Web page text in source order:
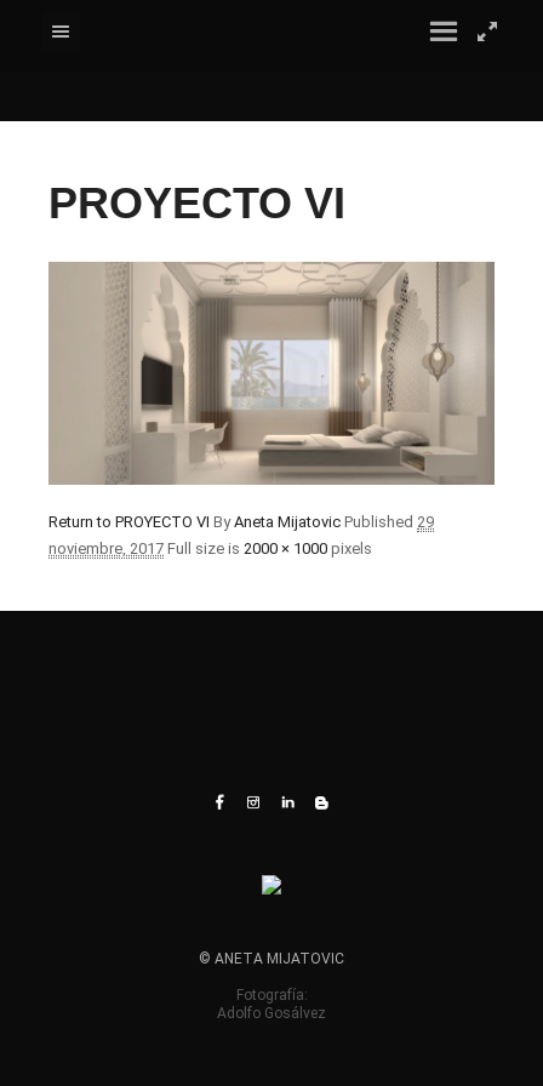
PROYECTO VI
Return to PROYECTO VI ByAneta Mijatovic Published 29
noviembre, 2017 Full size is 2000 × 1000 pixels
© ANETA MIJATOVIC
Fotografía:
Adolfo Gosálvez